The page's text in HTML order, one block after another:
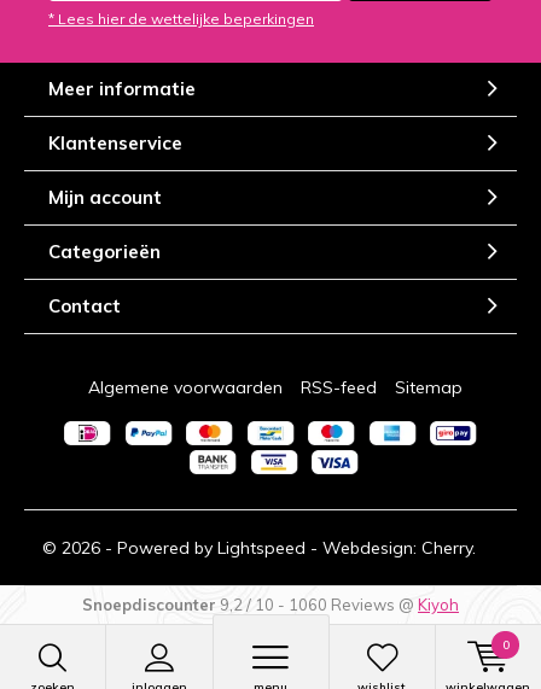
0
* Lees hier de wettelijke beperkingen
Meer informatie
Klantenservice
Mijn account
Categorieën
Contact
© 2026 - Powered by Lightspeed - Webdesign: Cherry.
Algemene voorwaarden RSS-feed Sitemap
Snoepdiscounter 9,2 / 10 - 1060 Reviews @ Kiyoh